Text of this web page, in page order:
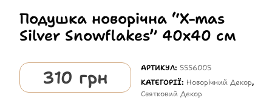
Подушка новорічна “X-mas
Silver Snowflakes” 40х40 см
310 грн АРТИКУЛ: 5556005
КАТЕГОРІЇ: Новорічний Декор,
Святковий Декор